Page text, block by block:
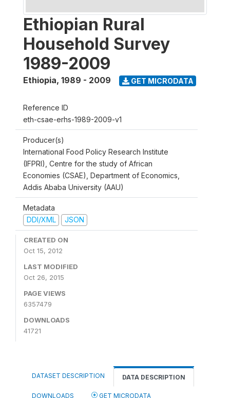
Ethiopian Rural
Household Survey
1989-2009
Ethiopia, 1989 - 2009 GET MICRODATA
Reference ID
eth-csae-erhs-1989-2009-v1
Producer(s)
International Food Policy Research Institute
(IFPRI), Centre for the study of African
Economies (CSAE), Department of Economics,
Addis Ababa University (AAU)
Metadata
DDI/XML
JSON
CREATED ON
Oct 15, 2012
LAST MODIFIED
Oct 26, 2015
PAGE VIEWS
6357479
DOWNLOADS
41721
DATASET DESCRIPTION DATA DESCRIPTION
DOWNLOADS GET MICRODATA